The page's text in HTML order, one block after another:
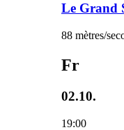
Le Grand
88 mètres/
Fr
02.10.
19:00